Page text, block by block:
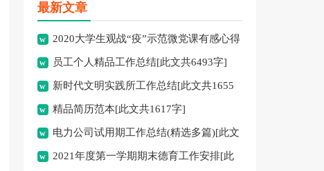
最新文章
2020大学生观战“疫”示范微党课有感心得
体会多篇[此文共4165字]
员工个人精品工作总结[此文共6493字]
新时代文明实践所工作总结[此文共1655
字] 精品简历范本[此文共1617字]
电力公司试用期工作总结(精选多篇)[此文
共13048字]
2021年度第一学期期末德育工作安排[此